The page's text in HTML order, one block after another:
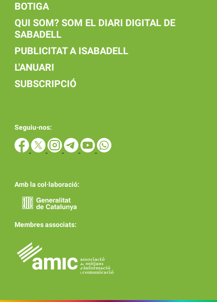
BOTIGA
QUI SOM? SOM EL DIARI DIGITAL DE
SABADELL
PUBLICITAT A ISABADELL
L'ANUARI
SUBSCRIPCIÓ
Seguiu-nos:
Amb la col·laboració:
Membres associats: